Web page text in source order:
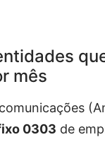
mês
0303 de